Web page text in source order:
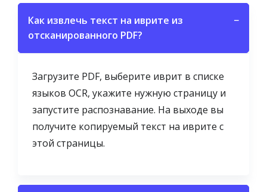
Как извлечь текст на иврите из
отсканированного PDF?
−
Загрузите PDF, выберите иврит в списке
языков OCR, укажите нужную страницу и
запустите распознавание. На выходе вы
получите копируемый текст на иврите с
этой страницы.